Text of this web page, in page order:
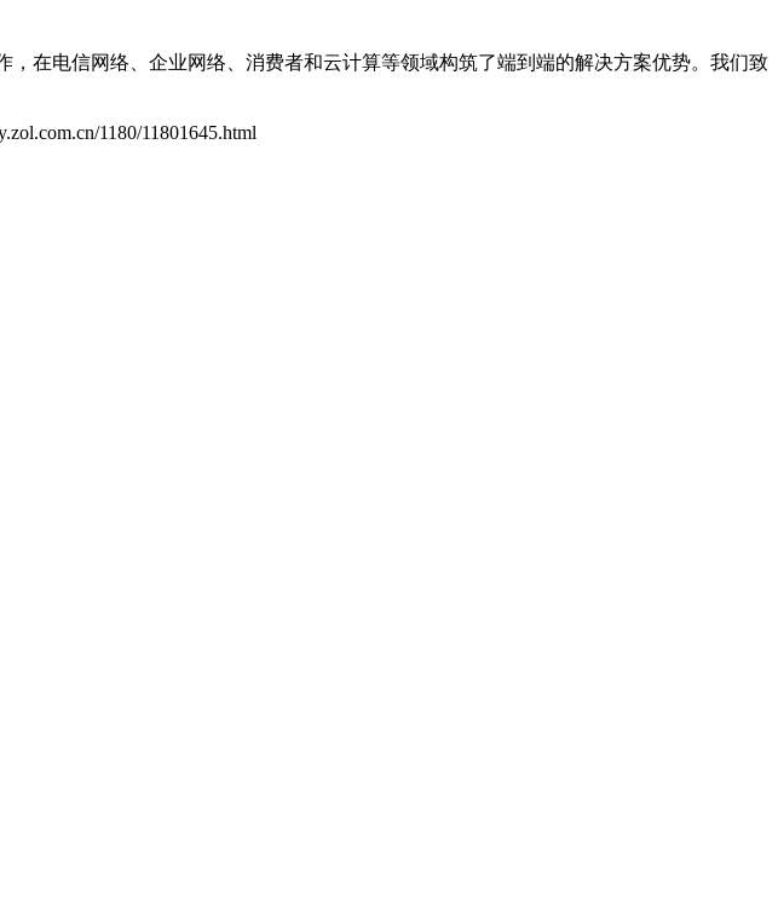
在电信网络、企业网络、消费者和云计算等领域构筑了端到端的解决方案优势。我们致
1180/11801645.html